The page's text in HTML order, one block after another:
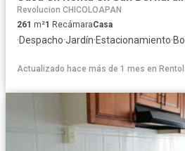
Revolucion CHICOLOAPAN
261 m²1 RecámaraCasa
·Despacho·Jardín·Estacionamiento·
Actualizado hace más de 1 mes en